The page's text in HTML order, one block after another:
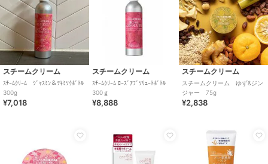
スチームクリーム
ｽﾁｰﾑｸﾘｰﾑ ｼﾞｬｽﾐﾝ＆ﾂｷﾐｿｳﾎﾞﾄﾙ
300g
¥7,018
スチームクリーム
ｽﾁｰﾑｸﾘｰﾑ ﾛｰｽﾞｱﾌﾞｿﾘｭｰﾄﾎﾞﾄﾙ
300ｇ
¥8,888
スチームクリーム
スチームクリーム ゆず&ジン
ジャー 75g
¥2,838